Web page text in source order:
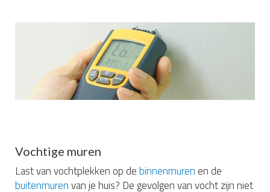
Vochtige muren
Last van vochtplekken op debinnenmuren en de
buitenmurenvan je huis? De gevolgen van vocht zijn niet